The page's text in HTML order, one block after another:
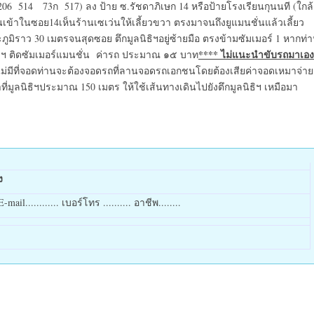
514 73ก 517) ลง ป้าย ซ.รัชดาภิเษก 14 หรือป้ายโรงเรียนกุนนที (ใกล้
าในซอย14เห็นร้านเซเว่นให้เลี้ยวขวา ตรงมาจนถึงยูแมนชั่นแล้วเลี้ยว
ภูมิราว 30 เมตรจนสุดซอย ตึกมูลนิธิฯอยู่ซ้ายมือ ตรงข้ามซัมเมอร์ 1 หากท่
ฯ ติดซัมเมอร์แมนชั่น ค่ารถ ประมาณ ๑๕ บาท**** ไม่แนะนำขับรถมาเอง
จอดท่านจะต้องจอดรถที่ลานจอดรถเอกชนโดยต้องเสียค่าจอดเหมาจ่าย
มูลนิธิฯประมาณ 150 เมตร ให้ใช้เส้นทางเดินไปยังตึกมูลนิธิฯ เหมือมา
เบอร์โทร .......... อาชีพ........